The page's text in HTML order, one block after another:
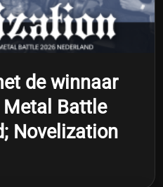
de winnaar
Metal Battle
Novelization